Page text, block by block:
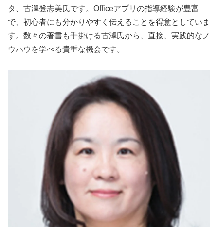
タ、古澤登志美氏です。Officeアプリの指導経験が豊富
で、初心者にも分かりやすく伝えることを得意としていま
す。数々の著書も手掛ける古澤氏から、直接、実践的なノ
ウハウを学べる貴重な機会です。